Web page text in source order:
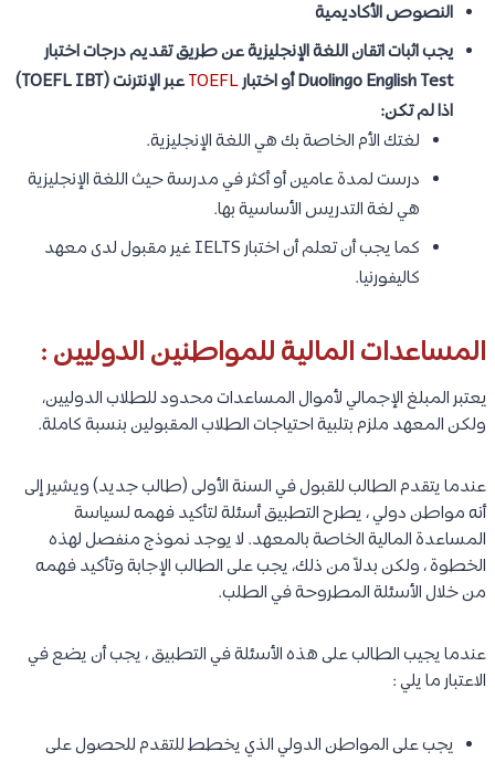
النصوص الأكاديمية
يجب اثبات اتقان اللغة الإنجليزية عن طريق تقديم درجات اختبار
Duolingo English Test أو اختبار
TOEFL
عبر الإنترنت (TOEFL IBT)
اذا لم تكن:
لغتك الأم الخاصة بك هي اللغة الإنجليزية.
درست لمدة عامين أو أكثر في مدرسة حيث اللغة الإنجليزية
هي لغة التدريس الأساسية بها.
كما يجب أن تعلم أن اختبار IELTS غير مقبول لدى معهد
كاليفورنيا.
المساعدات المالية للمواطنين الدوليين :
يعتبر المبلغ الإجمالي لأموال المساعدات محدود للطلاب الدوليين،
ولكن المعهد ملزم بتلبية احتياجات الطلاب المقبولين بنسبة كاملة.
عندما يتقدم الطالب للقبول في السنة الأولى (طالب جديد) ويشير إلى
أنه مواطن دولي ، يطرح التطبيق أسئلة لتأكيد فهمه لسياسة
المساعدة المالية الخاصة بالمعهد. لا يوجد نموذج منفصل لهذه
الخطوة ، ولكن بدلاً من ذلك، يجب على الطالب الإجابة وتأكيد فهمه
من خلال الأسئلة المطروحة في الطلب.
عندما يجيب الطالب على هذه الأسئلة في التطبيق ، يجب أن يضع في
الاعتبار ما يلي :
يجب على المواطن الدولي الذي يخطط للتقدم للحصول على